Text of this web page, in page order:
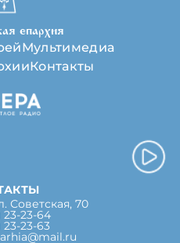
епархия
Мультимедиа
Контакты
Советская, 70
23-23-64
23-63